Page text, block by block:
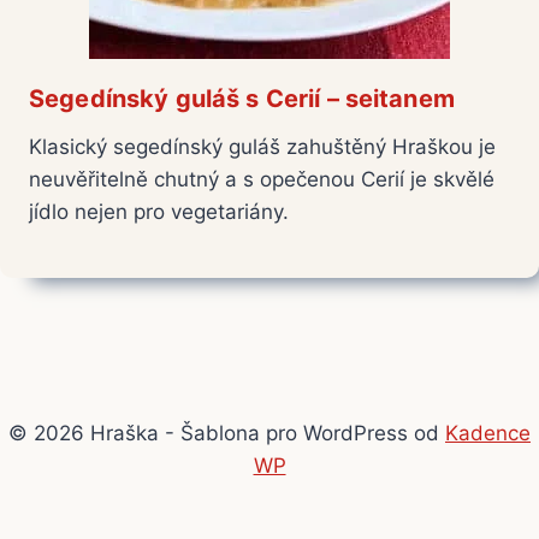
Segedínský guláš s Cerií – seitanem
Klasický segedínský guláš zahuštěný Hraškou je
neuvěřitelně chutný a s opečenou Cerií je skvělé
jídlo nejen pro vegetariány.
© 2026 Hraška - Šablona pro WordPress od Kadence
WP